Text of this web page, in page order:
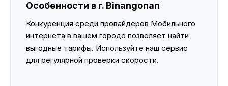
Особенности в г. Binangonan
Конкуренция среди провайдеров Мобильного
интернета в вашем городе позволяет найти
выгодные тарифы. Используйте наш сервис
для регулярной проверки скорости.